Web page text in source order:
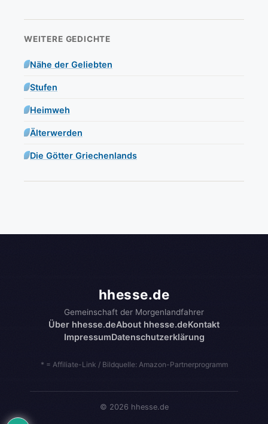
WEITERE GEDICHTE
Nähe der Geliebten
Stufen
Heimweh
Älterwerden
Die Götter Griechenlands
hhesse.de
Gemeinschaft der Morgenlandfahrer
Über hhesse.deAbout hhesse.deKontakt
ImpressumDatenschutzerklärung
* = Affiliate-Link / Bildquelle: Amazon-Partnerprogramm
© 2026 hhesse.de